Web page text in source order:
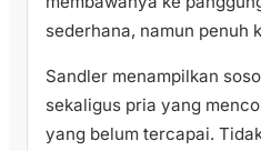
sederhana, namun penuh
Sandler menampilkan
sekaligus pria yang
yang belum tercapai.